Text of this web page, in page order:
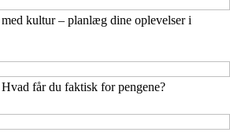
kultur – planlæg dine oplevelser i
får du faktisk for pengene?